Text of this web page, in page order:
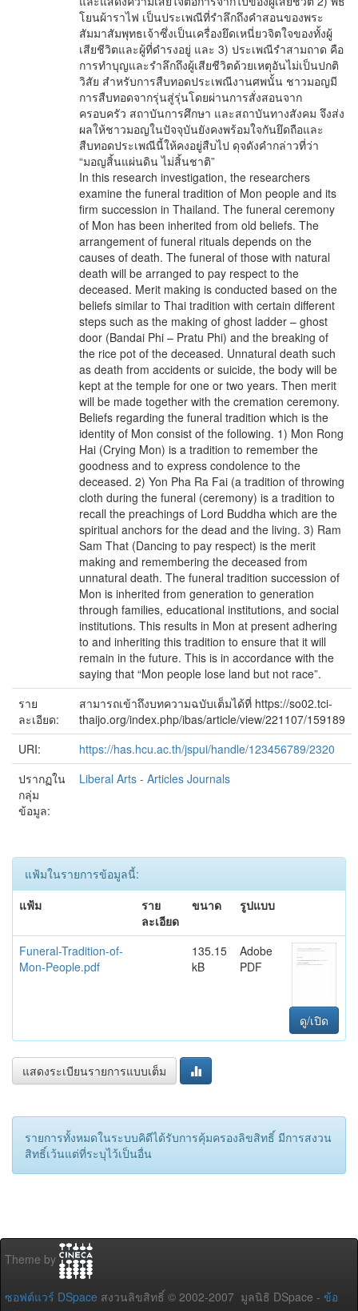
โยนผ้าราไฟ เป็นประเพณีที่รำลึกถึงคำสอนของพระ
สัมมาสัมพุทธเจ้าซึ่งเป็นเครื่องยึดเหนี่ยวจิตใจของทั้งผู้
เสียชีวิตและผู้ที่ดำรงอยู่ และ 3) ประเพณีรำสามถาด คือ
การทำบุญและรำลึกถึงผู้เสียชีวิตด้วยเหตุอันไม่เป็นปกติ
วิสัย สำหรับการสืบทอดประเพณีงานศพนั้น ชาวมอญมี
การสืบทอดจากรุ่นสู่รุ่นโดยผ่านการสั่งสอนจาก
ครอบครัว สถาบันการศึกษา และสถาบันทางสังคม จึงส่ง
ผลให้ชาวมอญในปัจจุบันยังคงพร้อมใจกันยึดถือและ
สืบทอดประเพณีนี้ให้คงอยู่สืบไป ดุจดังคำกล่าวที่ว่า
“มอญสิ้นแผ่นดิน ไม่สิ้นชาติ”
In this research investigation, the researchers
examine the funeral tradition of Mon people and its
firm succession in Thailand. The funeral ceremony
of Mon has been inherited from old beliefs. The
arrangement of funeral rituals depends on the
causes of death. The funeral of those with natural
death will be arranged to pay respect to the
deceased. Merit making is conducted based on the
beliefs similar to Thai tradition with certain different
steps such as the making of ghost ladder – ghost
door (Bandai Phi – Pratu Phi) and the breaking of
the rice pot of the deceased. Unnatural death such
as death from accidents or suicide, the body will be
kept at the temple for one or two years. Then merit
will be made together with the cremation ceremony.
Beliefs regarding the funeral tradition which is the
identity of Mon consist of the following. 1) Mon Rong
Hai (Crying Mon) is a tradition to remember the
goodness and to express condolence to the
deceased. 2) Yon Pha Ra Fai (a tradition of throwing
cloth during the funeral (ceremony) is a tradition to
recall the preachings of Lord Buddha which are the
spiritual anchors for the dead and the living. 3) Ram
Sam That (Dancing to pay respect) is the merit
making and remembering the deceased from
unnatural death. The funeral tradition succession of
Mon is inherited from generation to generation
through families, educational institutions, and social
institutions. This results in Mon at present adhering
to and inheriting this tradition to ensure that it will
remain in the future. This is in accordance with the
saying that “Mon people lose land but not race”.
ราย
ละเอียด:
สามารถเข้าถึงบทความฉบับเต็มได้ที่ https://so02.tci-
thaijo.org/index.php/ibas/article/view/221107/159189
URI:
https://has.hcu.ac.th/jspui/handle/123456789/2320
ปรากฏใน
กลุ่ม
ข้อมูล:
Liberal Arts - Articles Journals
แฟ้มในรายการข้อมูลนี้:
แฟ้ม
ราย
ละเอียด
ขนาด รูปแบบ
Funeral-Tradition-of-
Mon-People.pdf
135.15
kB
Adobe
PDF
ดู/เปิด
แสดงระเบียนรายการแบบเต็ม
รายการทั้งหมดในระบบคิดีได้รับการคุ้มครองลิขสิทธิ์ มีการสงวน
สิทธิ์เว้นแต่ที่ระบุไว้เป็นอื่น
Theme by
ซอฟต์แวร์ DSpace สงวนลิขสิทธิ์ © 2002-2007 มูลนิธิ DSpace - ข้อ